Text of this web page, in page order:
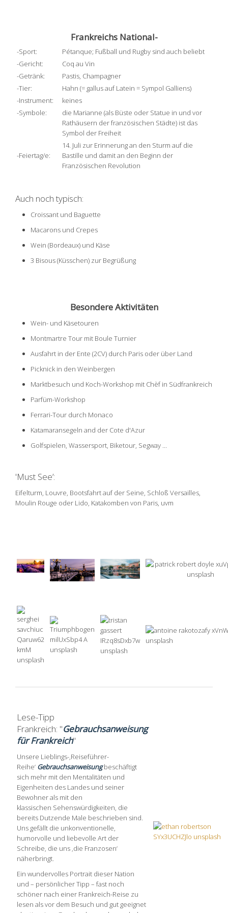
Frankreichs National-
-Sport:
Pétanque; Fußball und Rugby sind auch beliebt
-Gericht:
Coq au Vin
-Getränk:
Pastis, Champagner
-Tier:
Hahn (= gallus auf Latein = Sympol Galliens)
-Instrument:
keines
-Symbole:
die Marianne (als Büste oder Statue in und vor
Rathäusern der französischen Städte) ist das
Symbol der Freiheit
-Feiertag/e:
14. Juli zur Erinnerung an den Sturm auf die
Bastille und damit an den Beginn der
Französischen Revolution
Auch noch typisch:
Croissant und Baguette
Macarons und Crepes
Wein (Bordeaux) und Käse
3 Bisous (Küsschen) zur Begrüßung
Besondere Aktivitäten
Wein- und Käsetouren
Montmartre Tour mit Boule Turnier
Ausfahrt in der Ente (2CV) durch Paris oder über Land
Picknick in den Weinbergen
Marktbesuch und Koch-Workshop mit Chèf in Südfrankreich
Parfüm-Workshop
Ferrari-Tour durch Monaco
Katamaransegeln and der Cote d'Azur
Golfspielen, Wassersport, Biketour, Segway ...
'Must See’:
Eifelturm, Louvre, Bootsfahrt auf der Seine, Schloß Versailles,
Moulin Rouge oder Lido, Katakomben von Paris, uvm
Lese-Tipp
Frankreich: "Gebrauchsanweisung
für Frankreich"
Unsere Lieblings-‚Reiseführer-
Reihe‘ Gebrauchsanweisungbeschäftigt
sich mehr mit den Mentalitäten und
Eigenheiten des Landes und seiner
Bewohner als mit den
klassischen Sehenswürdigkeiten, die
bereits Dutzende Male beschrieben sind.
Uns gefällt die unkonventionelle,
humorvolle und liebevolle Art der
Schreibe, die uns ‚die Franzosen‘
näherbringt.
Ein wundervolles Portrait dieser Nation
und – persönlicher Tipp – fast noch
schöner nach einer Frankreich-Reise zu
lesen als vor dem Besuch und gut geeignet